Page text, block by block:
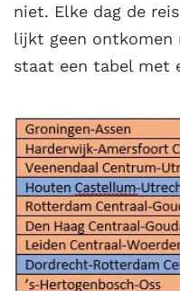
niet. Elke dag de
lijkt geen ontkomen
staat een tabel met